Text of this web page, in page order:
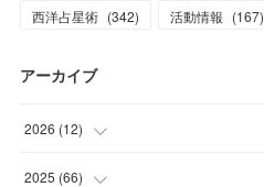
西洋占星術 (342) 活動情報 (167)
アーカイブ
2026 (12)
(2
2025 (66)